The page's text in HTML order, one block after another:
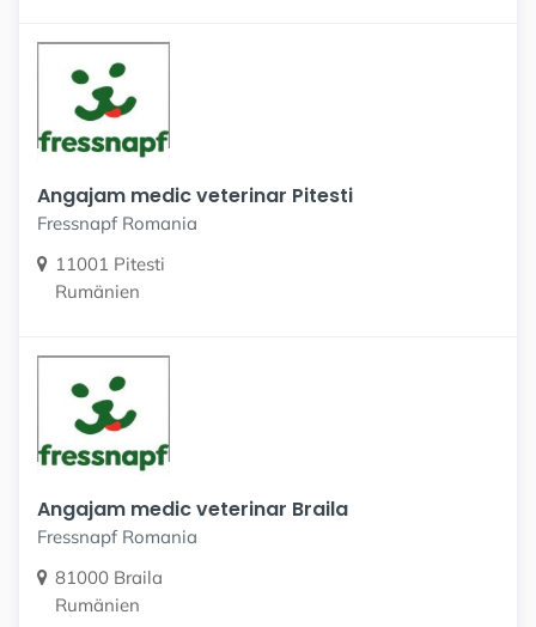
Angajam medic veterinar Pitesti
Fressnapf Romania
11001 Pitesti
Rumänien
Angajam medic veterinar Braila
Fressnapf Romania
81000 Braila
Rumänien